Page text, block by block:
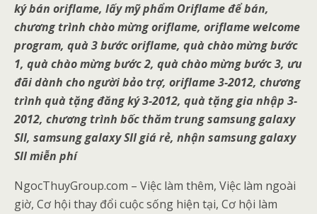
ký bán oriflame, lấy mỹ phẩm Oriflame để bán,
chương trình chào mừng oriflame, oriflame welcome
program, quà 3 bước oriflame, quà chào mừng bước
1, quà chào mừng bước 2, quà chào mừng bước 3, ưu
đãi dành cho người bảo trợ, oriflame 3-2012, chương
trình quà tặng đăng ký 3-2012, quà tặng gia nhập 3-
2012, chương trình bốc thăm trung samsung galaxy
SII, samsung galaxy SII giá rẻ, nhận samsung galaxy
SII miễn phí
NgocThuyGroup.com – Việc làm thêm, Việc làm ngoài
giờ, Cơ hội thay đổi cuộc sống hiện tại, Cơ hội làm